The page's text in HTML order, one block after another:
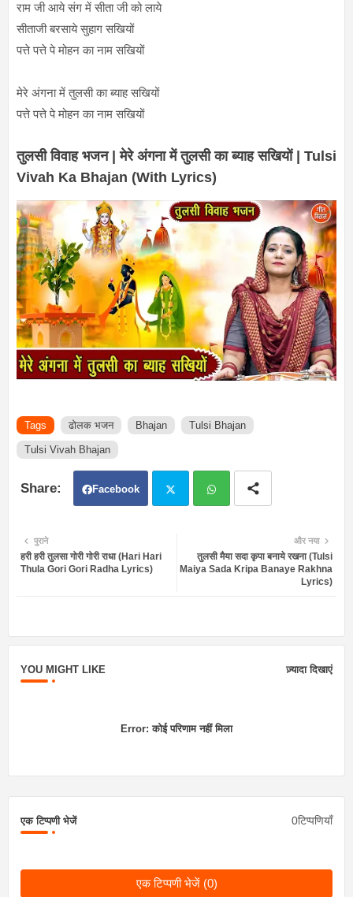
राम जी आये संग में सीता जी को लाये
सीताजी बरसाये सुहाग सखियों
पत्ते पत्ते पे मोहन का नाम सखियों
मेरे अंगना में तुलसी का ब्याह सखियों
पत्ते पत्ते पे मोहन का नाम सखियों
तुलसी विवाह भजन | मेरे अंगना में तुलसी का ब्याह सखियों | Tulsi
Vivah Ka Bhajan (With Lyrics)
Tags ढोलक भजन Bhajan Tulsi Bhajan
Tulsi Vivah Bhajan
Facebook
atsa
और नया
तुलसी मैया सदा कृपा बनाये रखना (Tulsi
Maiya Sada Kripa Banaye Rakhna
Lyrics)
पुराने
हरी हरी तुलसा गोरी गोरी राधा (Hari Hari
Thula Gori Gori Radha Lyrics)
YOU MIGHT LIKE ज़्यादा दिखाएं
Error: कोई परिणाम नहीं मिला
एक टिप्पणी भेजें 0टिप्पणियाँ
एक टिप्पणी भेजें (0)